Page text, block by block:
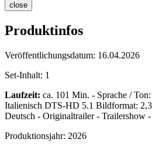
close
Produktinfos
Veröffentlichungsdatum: 16.04.2026
Set-Inhalt: 1
Laufzeit: ca. 101 Min. - Sprache /
Italienisch DTS-HD 5.1 Bildformat:
Deutsch - Originaltrailer - Trailershow
Produktionsjahr: 2026